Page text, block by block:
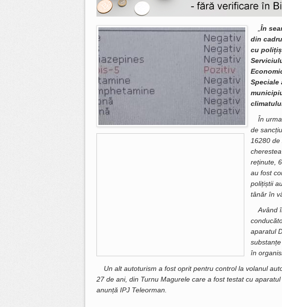
În
din
cu
Speciale
În
de
16280
reținute,
au fost
polițiștii
tânăr în
Având
aparatul
în
Un alt autoturism a fost oprit pentru control la volanul
27 de ani, din Turnu Magurele care a fost testat cu aparatul
anunță IPJ Teleorman.